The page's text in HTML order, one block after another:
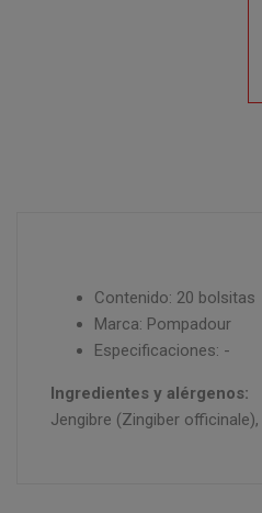
Contenido: 20 bolsitas
Marca: Pompadour
Especificaciones: -
Ingredientes y alérgenos:
Jengibre (Zingiber